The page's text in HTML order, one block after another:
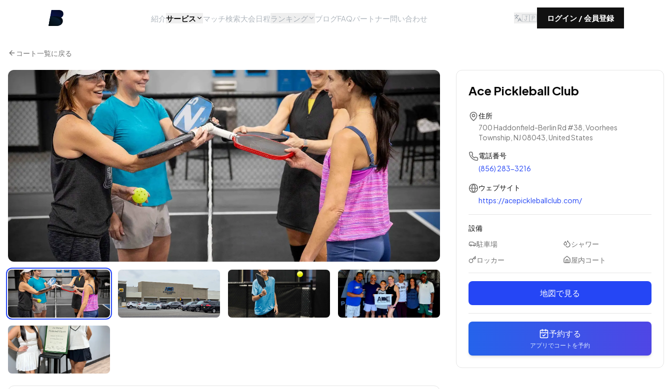
紹介サービス マッチ検索大会日程ランキング ブログFAQパートナー問い合わせ 🇯🇵 ログイン / 会員登録
コート一覧に戻る
Ace Pickleball Club
住所
700 Haddonfield-Berlin Rd #38, Voorhees
Township, NJ 08043, United States
電話番号
(856) 283-3216
ウェブサイト
https://acepickleballclub.com/
設備
駐車場
シャワー
ロッカー
屋内コート
地図で見る
予約する
アプリでコートを予約